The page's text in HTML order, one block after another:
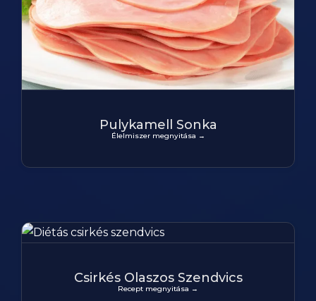
Pulykamell Sonka
Élelmiszer megnyitása →
Csirkés Olaszos Szendvics
Recept megnyitása →